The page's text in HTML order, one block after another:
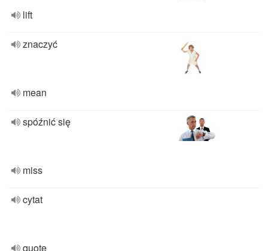
lift
znaczyć
mean
spóźnić się
miss
cytat
quote